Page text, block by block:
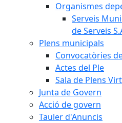
Organismes
Serveis
de Serveis
Plens municipals
Convocatòries
Actes del Ple
Sala de Plens
Junta de Govern
Acció de govern
Tauler d'Anuncis